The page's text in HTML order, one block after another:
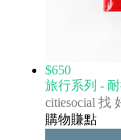
$650
旅行系列 -
citiesocial 找
購物賺點